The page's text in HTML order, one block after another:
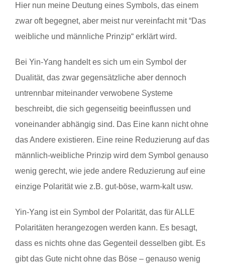
Hier nun meine Deutung eines Symbols, das einem
zwar oft begegnet, aber meist nur vereinfacht mit “Das
weibliche und männliche Prinzip“ erklärt wird.
Bei Yin-Yang handelt es sich um ein Symbol der
Dualität, das zwar gegensätzliche aber dennoch
untrennbar miteinander verwobene Systeme
beschreibt, die sich gegenseitig beeinflussen und
voneinander abhängig sind. Das Eine kann nicht ohne
das Andere existieren. Eine reine Reduzierung auf das
männlich-weibliche Prinzip wird dem Symbol genauso
wenig gerecht, wie jede andere Reduzierung auf eine
einzige Polarität wie z.B. gut-böse, warm-kalt usw.
Yin-Yang ist ein Symbol der Polarität, das für ALLE
Polaritäten herangezogen werden kann. Es besagt,
dass es nichts ohne das Gegenteil desselben gibt. Es
gibt das Gute nicht ohne das Böse – genauso wenig